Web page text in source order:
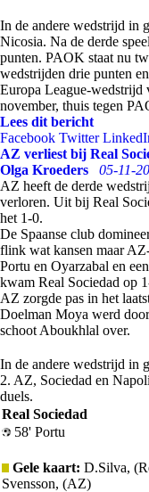
In de andere wedstrijd in
Nicosia. Na de derde
punten. PAOK staat nu
wedstrijden drie punten
Europa League-wedstrijd
november, thuis tegen
Lees dit bericht
Facebook Twitter
AZ verliest bij Real
Olga Kroeders
05-11-
AZ heeft de derde
verloren. Uit bij Real
het 1-0.
De Spaanse club
flink wat kansen maar
Portu en Oyarzabal en
kwam Real Sociedad op
AZ zorgde pas in het
Doelman Moya werd
schoot Aboukhlal over.
In de andere wedstrijd in
2. AZ, Sociedad en
duels.
Real Sociedad
58' Portu
Gele kaart: D.Silva,
Svensson, (AZ)